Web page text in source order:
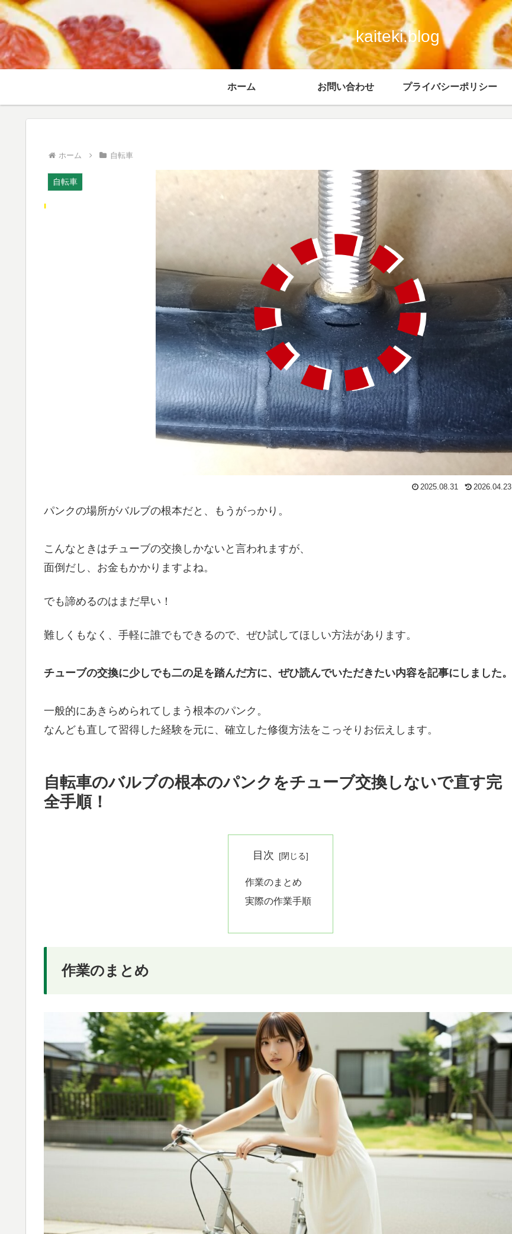
kaiteki.blog
ホーム お問い合わせ プライバシーポリシー
ホーム 自転車
自転車
2025.08.31 2026.04.23
パンクの場所がバルブの根本だと、もうがっかり。
こんなときはチューブの交換しかないと言われますが、
面倒だし、お金もかかりますよね。
でも諦めるのはまだ早い！
難しくもなく、手軽に誰でもできるので、ぜひ試してほしい方法があります。
チューブの交換に少しでも二の足を踏んだ方に、ぜひ読んでいただきたい内容を記事にしました。
一般的にあきらめられてしまう根本のパンク。
なんども直して習得した経験を元に、確立した修復方法をこっそりお伝えします。
自転車のバルブの根本のパンクをチューブ交換しないで直す完
全手順！
目次
作業のまとめ
実際の作業手順
作業のまとめ